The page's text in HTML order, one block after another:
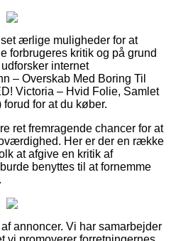
ærlige muligheder for at
forbrugeres kritik og på grund
internet
– Overskab Med Boring Til
Victoria – Hvid Folie, Samlet
for at du køber.
ret fremragende chancer for at
Her er der en række
at afgive en kritik af
benyttes til at fornemme
annoncer. Vi har samarbejder